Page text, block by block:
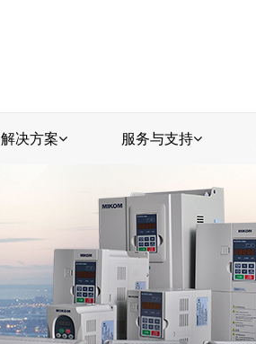
解决方案 服务与支持